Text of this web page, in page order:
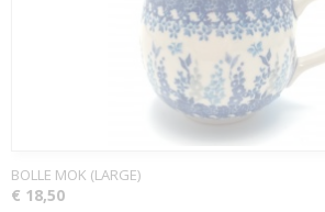
BOLLE MOK (LARGE)
€ 18,50